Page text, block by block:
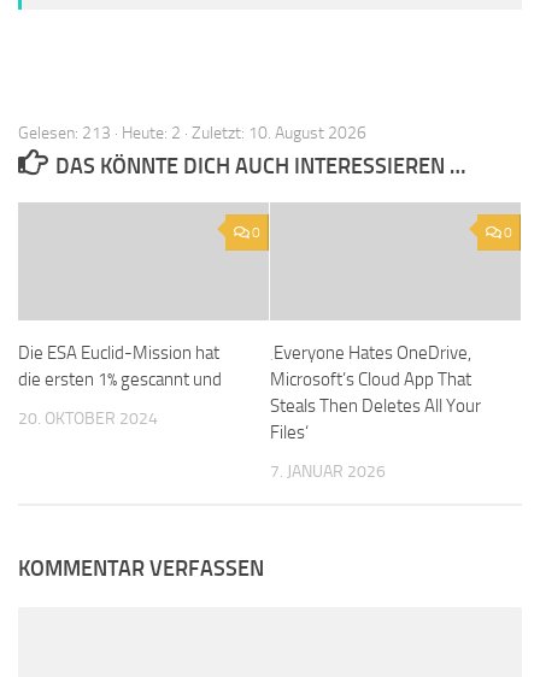
Gelesen: 213 · Heute: 2 · Zuletzt: 10. August 2026
DAS KÖNNTE DICH AUCH INTERESSIEREN …
0
Die ESA Euclid-Mission hat
die ersten 1% gescannt und
20. OKTOBER 2024
0
‚Everyone Hates OneDrive,
Microsoft’s Cloud App That
Steals Then Deletes All Your
Files‘
7. JANUAR 2026
KOMMENTAR VERFASSEN